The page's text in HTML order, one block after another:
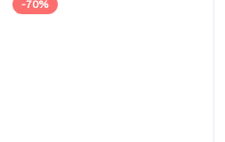
-70%